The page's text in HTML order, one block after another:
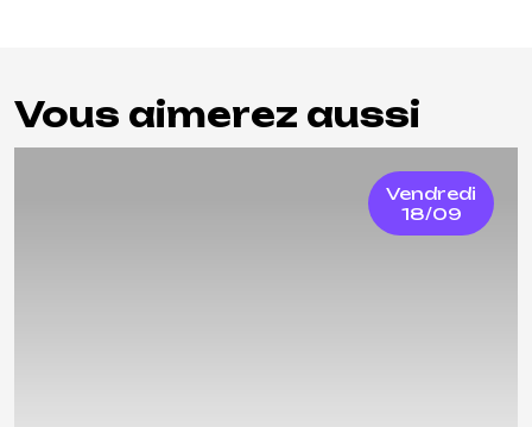
Vous aimerez aussi
Vendredi
18/09